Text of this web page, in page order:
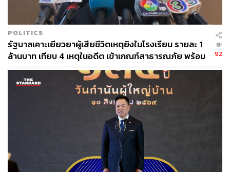
POLITICS
รัฐบาลเคาะเยียวยาผู้เสียชีวิตเหตุยิงในโรงเรียน รายละ 1
ล้านบาท เทียบ 4 เหตุในอดีต เข้าเกณฑ์สาธารณภัย พร้อม
เร่งจ่ายโดยเร็ว
92